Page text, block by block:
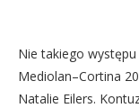
Nie takiego
Mediolan–Cortina
Natalie Eilers.